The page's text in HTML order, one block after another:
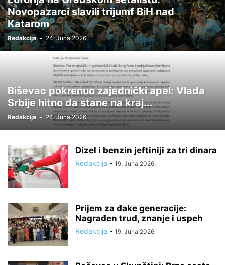
Novopazarci slavili trijumf BiH nad
Katarom
Redakcija - 24. Juna 2026.
Biševac pokrenuo zajednički apel: Vlada
Srbije hitno da stane na kraj...
Redakcija - 24. Juna 2026.
Dizel i benzin jeftiniji za tri dinara
Redakcija - 19. Juna 2026.
Prijem za đake generacije:
Nagrađen trud, znanje i uspeh
Redakcija - 19. Juna 2026.